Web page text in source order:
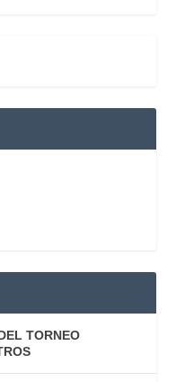
TORNEO